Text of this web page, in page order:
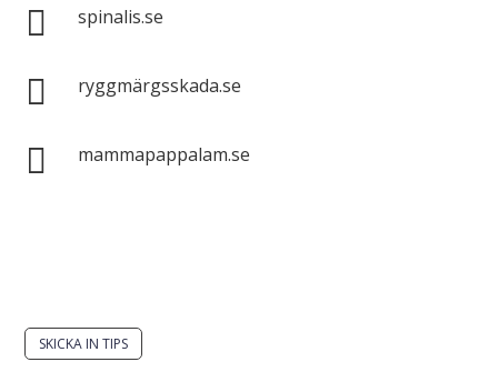
 spinalis.se
 ryggmärgsskada.se
 mammapappalam.se
SKICKA IN TIPS